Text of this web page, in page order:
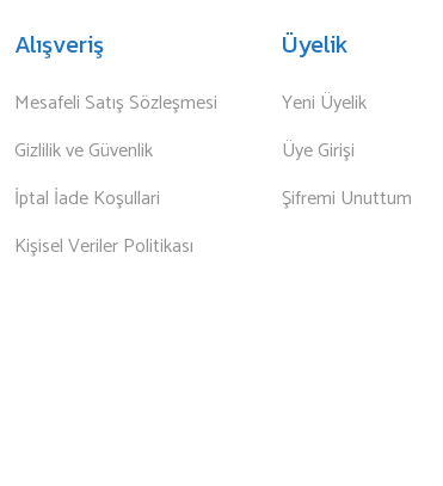
Alışveriş
Mesafeli Satış Sözleşmesi
Gizlilik ve Güvenlik
İptal İade Koşullari
Kişisel Veriler Politikası
Üyelik
Yeni Üyelik
Üye Girişi
Şifremi Unuttum